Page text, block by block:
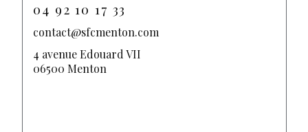
04 92 10 17 33
contact@sfcmenton.com
4 avenue Edouard VII
06500 Menton